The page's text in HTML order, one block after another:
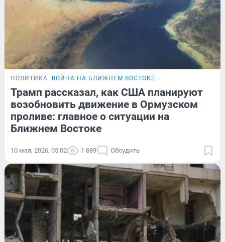
ПОЛИТИКА ВОЙНА НА БЛИЖНЕМ ВОСТОКЕ
Трамп рассказал, как США планируют
возобновить движение в Ормузском
проливе: главное о ситуации на
Ближнем Востоке
10 мая, 2026, 05:02 1 889 Обсудить